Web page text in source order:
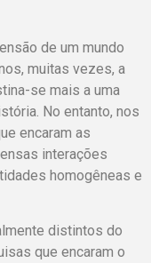
de um mundo
muitas vezes, a
se mais a uma
No entanto, nos
encaram as
interações
homogêneas e
distintos do
que encaram o